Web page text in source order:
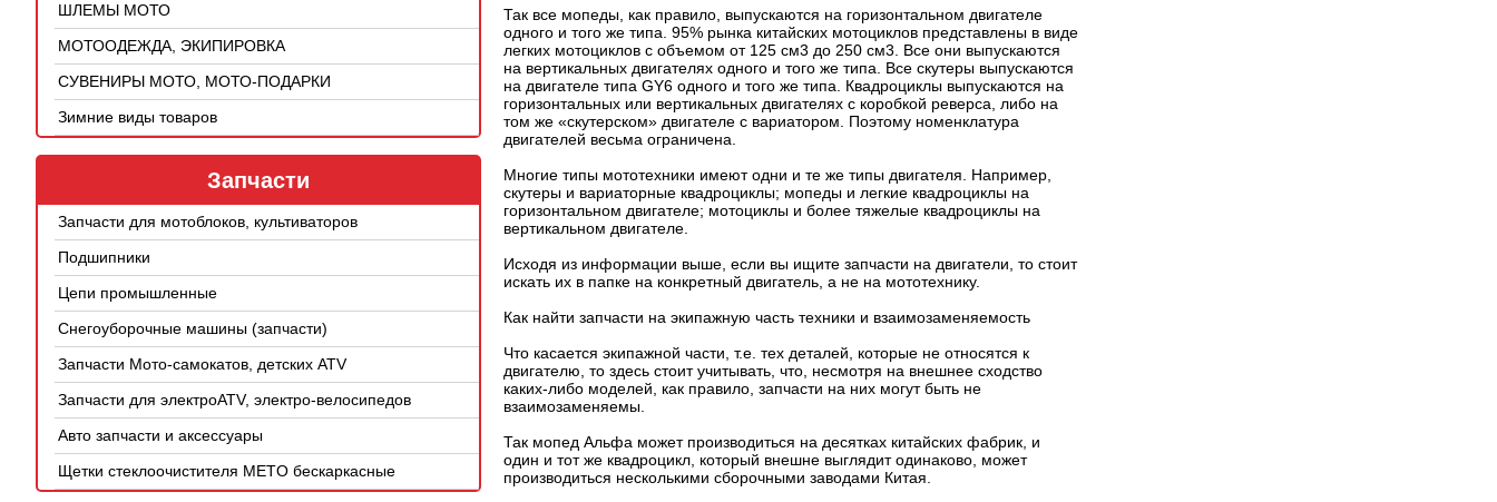
ШЛЕМЫ МОТО
МОТООДЕЖДА, ЭКИПИРОВКА
СУВЕНИРЫ МОТО, МОТО-ПОДАРКИ
Зимние виды товаров
Запчасти
Запчасти для мотоблоков, культиваторов
Подшипники
Цепи промышленные
Снегоуборочные машины (запчасти)
Запчасти Мото-самокатов, детских ATV
Запчасти для электроATV, электро-велосипедов
Авто запчасти и аксессуары
Щетки стеклоочистителя METO бескаркасные
Так все мопеды, как правило, выпускаются на горизонтальном двигателе
одного и того же типа. 95% рынка китайских мотоциклов представлены в виде
легких мотоциклов с объемом от 125 см3 до 250 см3. Все они выпускаются
на вертикальных двигателях одного и того же типа. Все скутеры выпускаются
на двигателе типа GY6 одного и того же типа. Квадроциклы выпускаются на
горизонтальных или вертикальных двигателях с коробкой реверса, либо на
том же «скутерском» двигателе с вариатором. Поэтому номенклатура
двигателей весьма ограничена.
Многие типы мототехники имеют одни и те же типы двигателя. Например,
скутеры и вариаторные квадроциклы; мопеды и легкие квадроциклы на
горизонтальном двигателе; мотоциклы и более тяжелые квадроциклы на
вертикальном двигателе.
Исходя из информации выше, если вы ищите запчасти на двигатели, то стоит
искать их в папке на конкретный двигатель, а не на мототехнику.
Как найти запчасти на экипажную часть техники и взаимозаменяемость
Что касается экипажной части, т.е. тех деталей, которые не относятся к
двигателю, то здесь стоит учитывать, что, несмотря на внешнее сходство
каких-либо моделей, как правило, запчасти на них могут быть не
взаимозаменяемы.
Так мопед Альфа может производиться на десятках китайских фабрик, и
один и тот же квадроцикл, который внешне выглядит одинаково, может
производиться несколькими сборочными заводами Китая.